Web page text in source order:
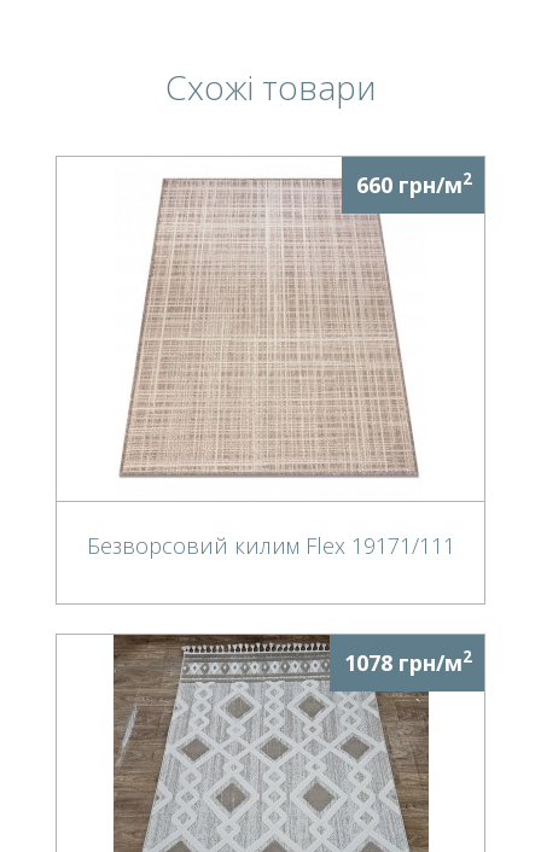
Схожі товари
660 грн/м2
Безворсовий килим Flex 19171/111
1078 грн/м2